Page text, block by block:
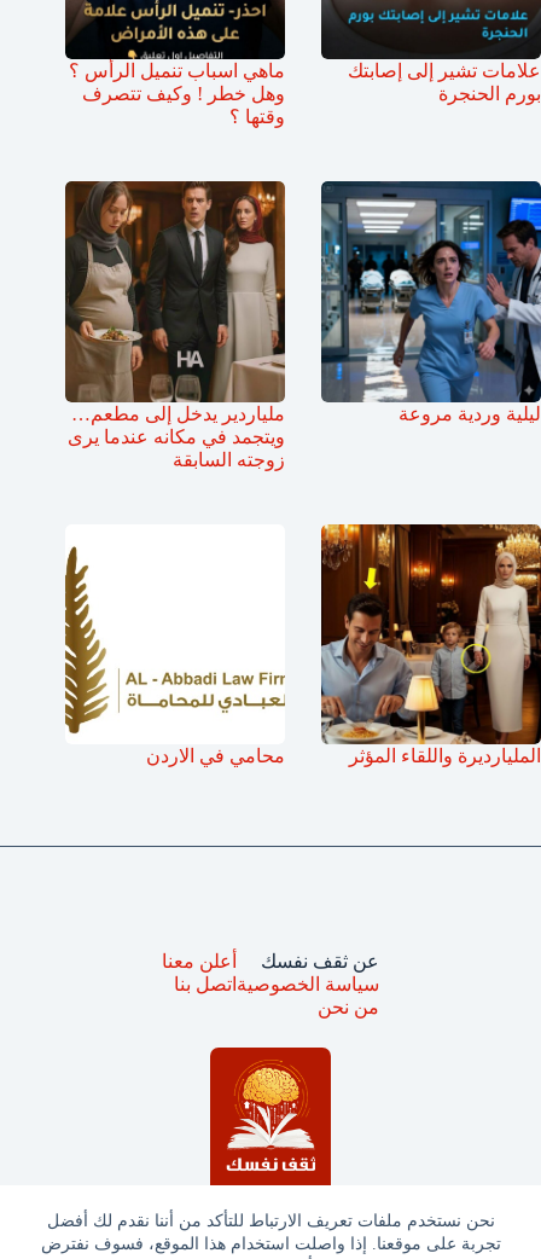
نحن نستخدم ملفات تعريف الارتباط للتأكد من أننا نقدم لك أفضل
تجربة على موقعنا. إذا واصلت استخدام هذا الموقع، فسوف نفترض
علامات تشير إلى إصابتك
بورم الحنجرة
ماهي اسباب تنميل الرأس ؟
وهل خطر ! وكيف تتصرف
وقتها ؟
ليلية وردية مروعة
ملياردير يدخل إلى مطعم…
ويتجمد في مكانه عندما يرى
زوجته السابقة
المليارديرة واللقاء المؤثر محامي في الاردن
عن ثقف نفسك
سياسة الخصوصية
من نحن
أعلن معنا
اتصل بنا